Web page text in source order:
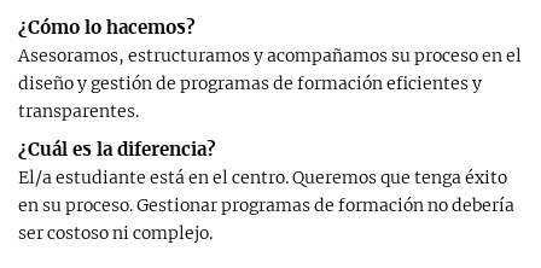
¿Cómo lo hacemos?
Asesoramos, estructuramos y acompañamos su proceso en el
diseño y gestión de programas de formación eficientes y
transparentes.
¿Cuál es la diferencia?
El/a estudiante está en el centro. Queremos que tenga éxito
en su proceso. Gestionar programas de formación no debería
ser costoso ni complejo.